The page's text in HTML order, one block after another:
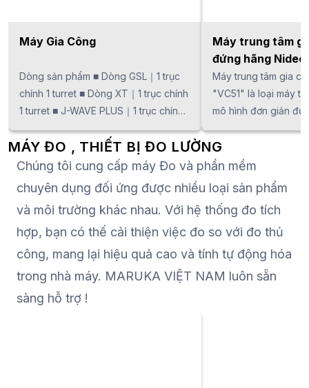
Máy Gia Công
Dòng sản phẩm ■ Dòng GSL｜1 trục
chính 1 turret ■ Dòng XT｜1 trục chính
1 turret ■ J-WAVE PLUS｜1 trục chính 1
slide ■ Dòng XW | 2 trục chính 2 slide
■ Dòng XYT｜Máy tiện phức hợp trục
Y
Máy trung tâm
đứng hãng Nidec
Máy trung tâm gia
"VC51" là loại máy
mô hình đơn giản
hướng đến thị
Đây là dòng máy có
gọn và khả năng gia
Trước khi hợp nhất
NIDEC, thiết bị được
máy OKK Thái Lan
máy trung tâm gia
OKK sản xuất có số
Nam.
MÁY ĐO , THIẾT BỊ ĐO LƯỜNG
Chúng tôi cung cấp máy Đo và phần mềm
chuyên dụng đối ứng được nhiều loại sản phẩm
và môi trường khác nhau. Với hệ thống đo tích
hợp, bạn có thế cải thiện việc đo so với đo thủ
công, mang lại hiệu quả cao và tính tự động hóa
trong nhà máy. MARUKA VIỆT NAM luôn sẵn
sàng hỗ trợ !